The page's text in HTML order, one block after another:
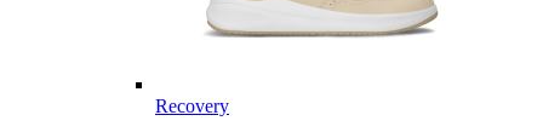
Recovery